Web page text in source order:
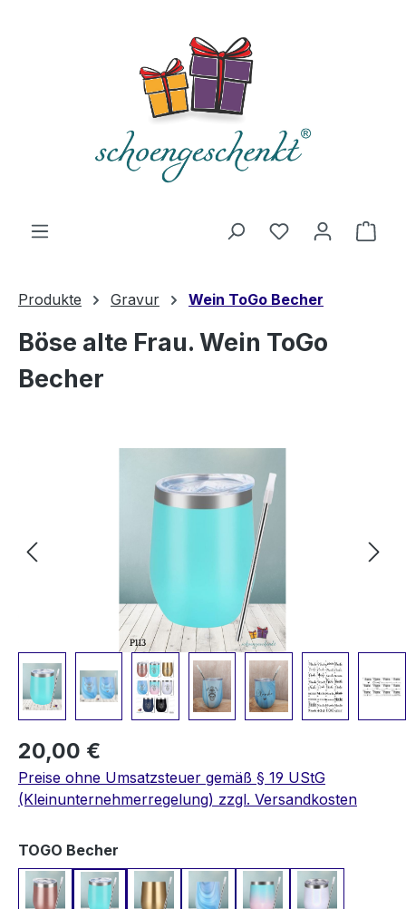
Du hast 0
Produkte Gravur Wein ToGo Becher
Böse alte Frau. Wein ToGo
Becher
20,00 €
Preise ohne Umsatzsteuer gemäß § 19 UStG
(Kleinunternehmerregelung) zzgl. Versandkosten
TOGO Becher